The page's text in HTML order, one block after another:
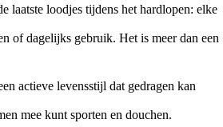
laatste loodjes tijdens het hardlopen: elke
of dagelijks gebruik. Het is meer dan een
actieve levensstijl dat gedragen kan
mee kunt sporten en douchen.